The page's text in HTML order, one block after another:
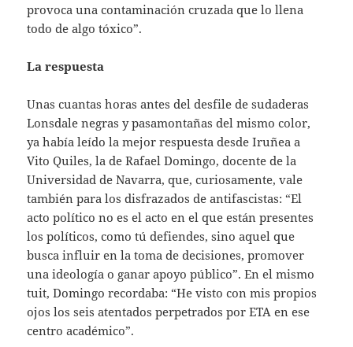
provoca una contaminación cruzada que lo llena
todo de algo tóxico”.
La respuesta
Unas cuantas horas antes del desfile de sudaderas
Lonsdale negras y pasamontañas del mismo color,
ya había leído la mejor respuesta desde Iruñea a
Vito Quiles, la de Rafael Domingo, docente de la
Universidad de Navarra, que, curiosamente, vale
también para los disfrazados de antifascistas: “El
acto político no es el acto en el que están presentes
los políticos, como tú defiendes, sino aquel que
busca influir en la toma de decisiones, promover
una ideología o ganar apoyo público”. En el mismo
tuit, Domingo recordaba: “He visto con mis propios
ojos los seis atentados perpetrados por ETA en ese
centro académico”.